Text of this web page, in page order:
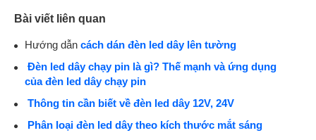
Bài viết liên quan
Hướng dẫn cách dán đèn led dây lên tường
Đèn led dây chạy pin là gì? Thế mạnh và ứng dụng
của đèn led dây chạy pin
Thông tin cần biết về đèn led dây 12V, 24V
Phân loại đèn led dây theo kích thước mắt sáng